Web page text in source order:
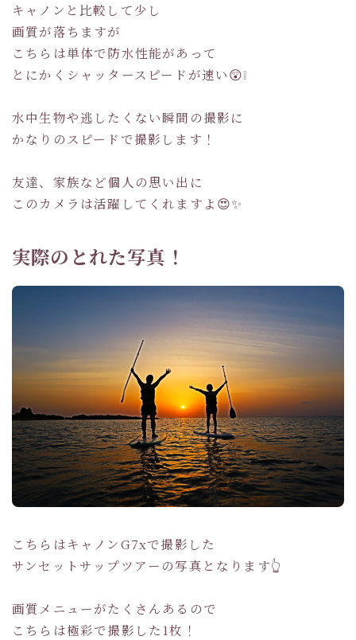
キャノンと比較して少し
画質が落ちますが
こちらは単体で防水性能があって
とにかくシャッタースピードが速い😲❕
水中生物や逃したくない瞬間の撮影に
かなりのスピードで撮影します！
友達、家族など個人の思い出に
このカメラは活躍してくれますよ😍✨
実際のとれた写真！
こちらはキャノンG7xで撮影した
サンセットサップツアーの写真となります👆
画質メニューがたくさんあるので
こちらは極彩で撮影した1枚！